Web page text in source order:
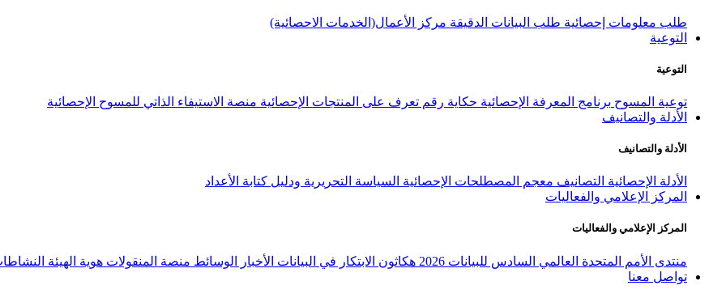
طلب معلومات إحصائية طلب البيانات الدقيقة مركز الأعمال(الخدمات الاحصائية)
التوعية
التوعية
توعية المسوح برنامج المعرفة الإحصائية حكاية رقم تعرف على المنتجات الإحصائية منصة الاستيفاء الذاتي للمسوح الإحصائية
الأدلة والتصانيف
الأدلة والتصانيف
الأدلة الإحصائية التصانيف معجم المصطلحات الإحصائية السياسة التحريرية ودليل كتابة الأعداد
المركز الإعلامي والفعاليات
المركز الإعلامي والفعاليات
منتدى الأمم المتحدة العالمي السادس للبيانات 2026 هكاثون الابتكار في البيانات الأخبار الوسائط منصة المنقولات هوية الهيئة
تواصل معنا